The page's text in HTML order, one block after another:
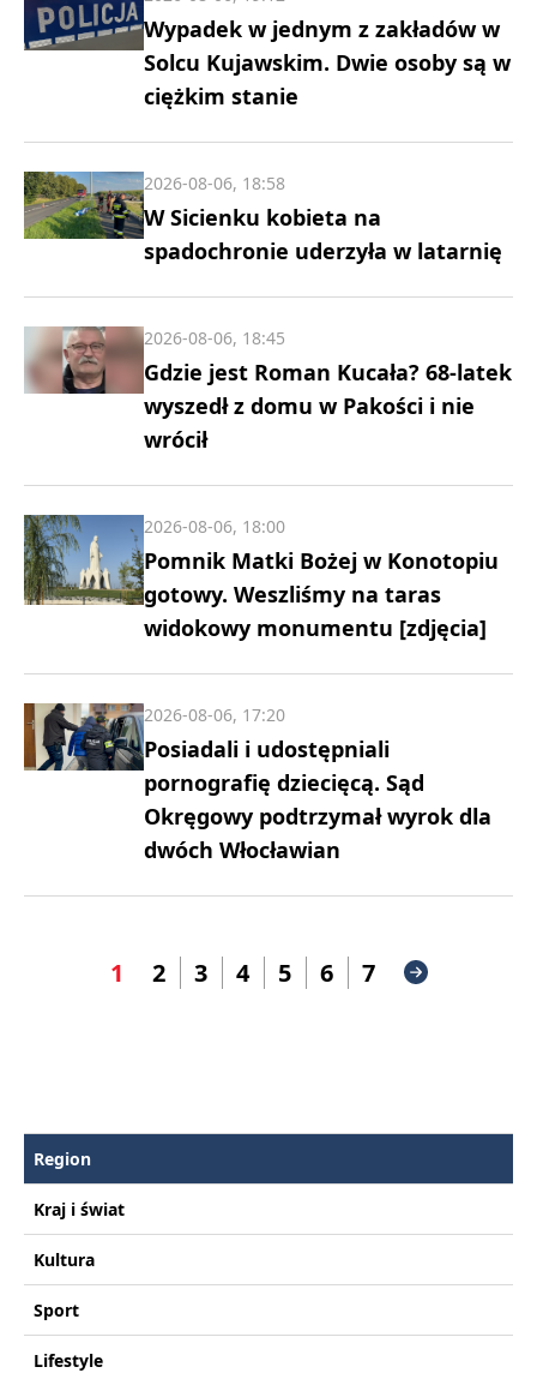
Wypadek w jednym z zakładów w
Solcu Kujawskim. Dwie osoby są w
ciężkim stanie
W Sicienku kobieta na
spadochronie uderzyła w latarnię
2026-08-06, 18:58
Gdzie jest Roman Kucała? 68-latek
wyszedł z domu w Pakości i nie
wrócił
2026-08-06, 18:45
Pomnik Matki Bożej w Konotopiu
gotowy. Weszliśmy na taras
widokowy monumentu [zdjęcia]
2026-08-06, 18:00
Posiadali i udostępniali
pornografię dziecięcą. Sąd
Okręgowy podtrzymał wyrok dla
dwóch Włocławian
2026-08-06, 17:20
1 2 3 4 5 6 7
Region
Kraj i świat
Kultura
Sport
Lifestyle